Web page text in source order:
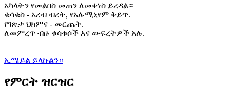
አካላትን የመልበስ መጠን ለመቀነስ ይረዳል።
ቁሳቁስ - አረብ ብረት, የአሉሚኒየም ቅይጥ.
የገጽታ ህክምና - መርጨት.
ለመምረጥ ብዙ ቁሳቁሶች እና ውፍረትዎች አሉ.
ኢሜይል ይላኩልን።
የምርት ዝርዝር